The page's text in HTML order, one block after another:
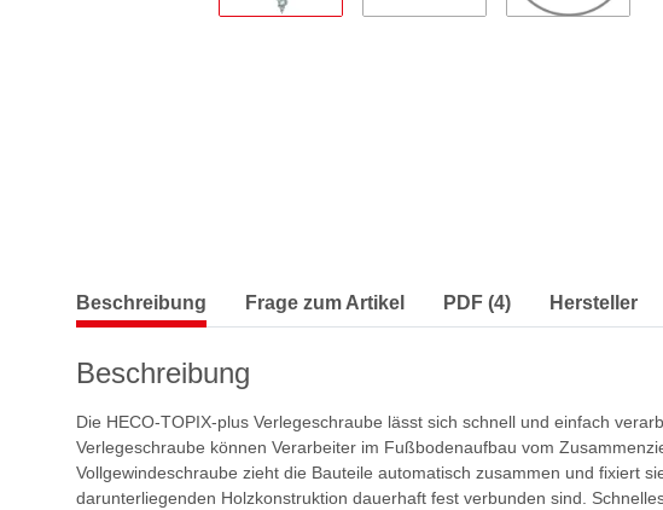
Beschreibung Frage zum Artikel PDF (4) Hersteller
Beschreibung
Die HECO-TOPIX-plus Verlegeschraube lässt sich schnell und einfach
Verlegeschraube können Verarbeiter im Fußbodenaufbau vom
Vollgewindeschraube zieht die Bauteile automatisch zusammen und fixiert
darunterliegenden Holzkonstruktion dauerhaft fest verbunden sind.